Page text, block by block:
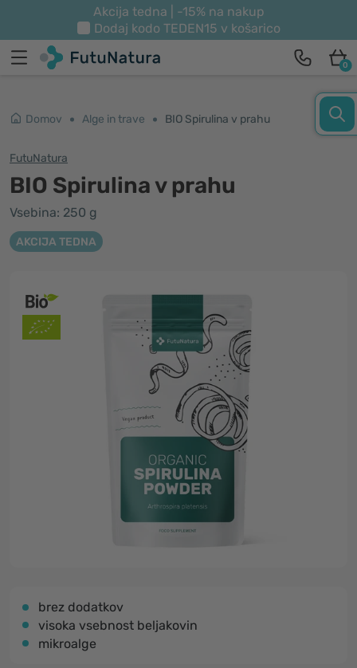
Akcija tedna | -15% na nakup
Dodaj kodo TEDEN15 v košarico
0
Domov Alge in trave BIO Spirulina v prahu
FutuNatura
BIO Spirulina v prahu
Vsebina: 250 g
AKCIJA TEDNA
brez dodatkov
visoka vsebnost beljakovin
mikroalge